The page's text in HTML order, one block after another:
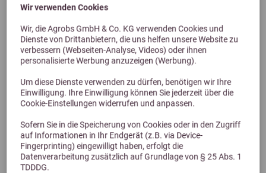
Wir verwenden Cookies
Wir, die Agrobs GmbH & Co. KG verwenden Cookies und
Dienste von Drittanbietern, die uns helfen unsere Website zu
verbessern (Webseiten-Analyse, Videos) oder ihnen
personalisierte Werbung anzuzeigen (Werbung).
Um diese Dienste verwenden zu dürfen, benötigen wir Ihre
Einwilligung. Ihre Einwilligung können Sie jederzeit über die
Cookie-Einstellungen widerrufen und anpassen.
Sofern Sie in die Speicherung von Cookies oder in den Zugriff
auf Informationen in Ihr Endgerät (z.B. via Device-
Fingerprinting) eingewilligt haben, erfolgt die
Datenverarbeitung zusätzlich auf Grundlage von § 25 Abs. 1
TDDDG.
dr. WEYRAUCH Nr. 19 Mordskerl 60 Kapseln Hund
Bewegt sich Ihr Hund noch locker?
24,00 €
Previous